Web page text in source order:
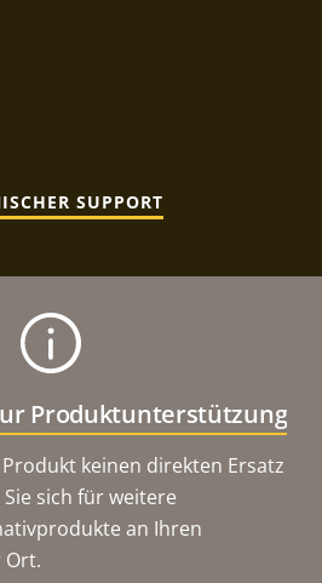
SUPPORT
Produktunterstützung
keinen direkten Ersatz
sich für weitere
an Ihren